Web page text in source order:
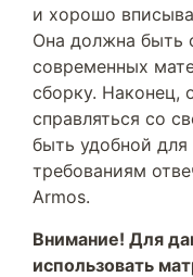
и хорошо
Она должна быть
современных
сборку. Наконец,
справляться со
быть удобной
требованиям
Armos.
Внимание! Для
использовать